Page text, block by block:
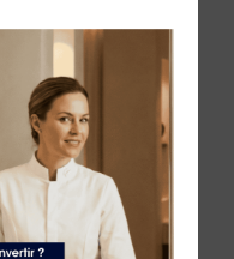
bilan de
et à orienter
vos acquis avec une
via un
bilan
à
vous accompagner